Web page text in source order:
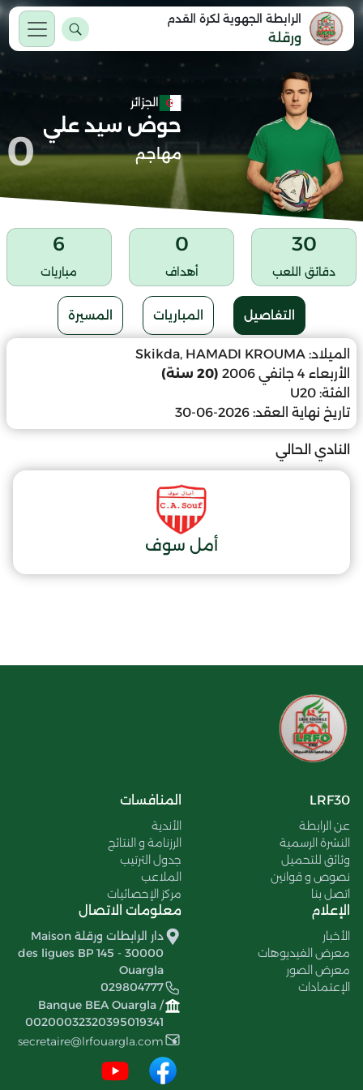
الرابطة الجهوية لكرة القدم
ورقلة
الجزائر
حوض سيد علي
مهاجم 0
30
دقائق اللعب
0
أهداف
6
مباريات
التفاصيل المباريات المسيرة
الميلاد: Skikda, HAMADI KROUMA
الأربعاء 4 جانفي 2006
(20 سنة)
الفئة: U20
تاريخ نهاية العقد: 2026-06-30
النادي الحالي
أمل سوف
LRF30
عن الرابطة
النشرة الرسمية
وثائق للتحميل
نصوص و قوانين
اتصل بنا
المنافسات
الأندية
الرزنامة و النتائج
جدول الترتيب
الملاعب
مركز الإحصائيات
الإعلام
الأخبار
معرض الفيديوهات
معرض الصور
الإعتمادات
معلومات الاتصال
دار الرابطات ورقلة Maison
des ligues BP 145 - 30000
Ouargla
029804777
Banque BEA Ouargla /
00200032320395019341
secretaire@lrfouargla.com